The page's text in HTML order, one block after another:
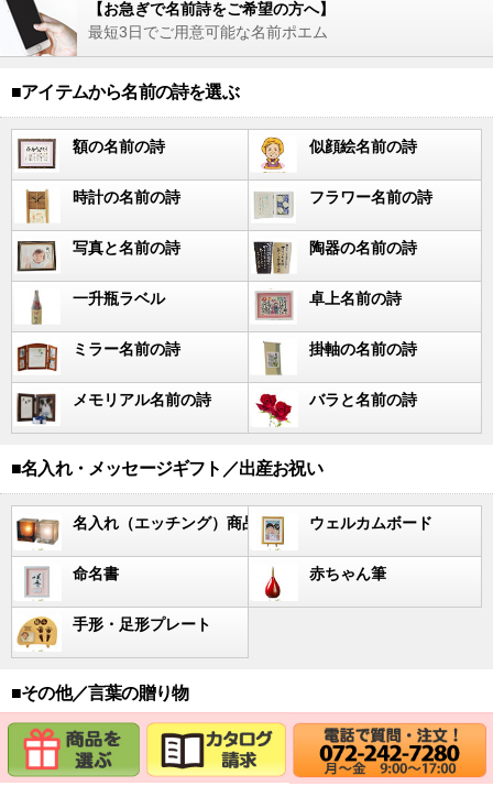
【お急ぎで名前詩をご希望の方へ】
最短3日でご用意可能な名前ポエム
■アイテムから名前の詩を選ぶ
額の名前の詩 似顔絵名前の詩
時計の名前の詩 フラワー名前の詩
写真と名前の詩 陶器の名前の詩
一升瓶ラベル 卓上名前の詩
ミラー名前の詩 掛軸の名前の詩
メモリアル名前の詩 バラと名前の詩
■名入れ・メッセージギフト／出産お祝い
名入れ（エッチング）商品 ウェルカムボード
命名書 赤ちゃん筆
手形・足形プレート
■その他／言葉の贈り物
開業・開店祝い 座右の銘の書